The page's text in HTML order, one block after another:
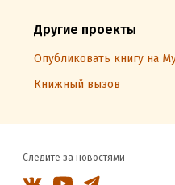
Другие проекты
Опубликовать книгу на
Книжный вызов
Следите за новостями